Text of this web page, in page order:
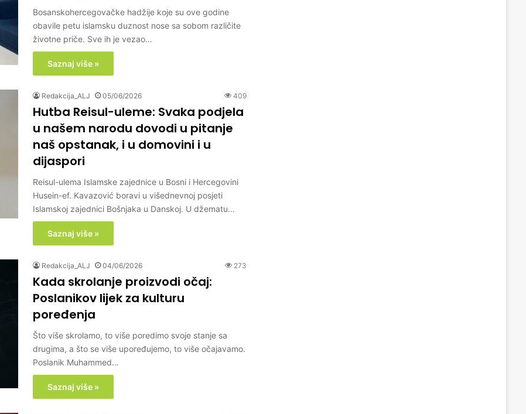
Bosanskohercegovačke hadžije koje su ove godine
obavile petu islamsku duznost nose sa sobom različite
životne priče. Sve ih je vezao…
Saznaj više »
Redakcija_ALJ 05/06/2026 409
Hutba Reisul-uleme: Svaka podjela
u našem narodu dovodi u pitanje
naš opstanak, i u domovini i u
dijaspori
Reisul-ulema Islamske zajednice u Bosni i Hercegovini
Husein-ef. Kavazović boravi u višednevnoj posjeti
Islamskoj zajednici Bošnjaka u Danskoj. U džematu…
Saznaj više »
Redakcija_ALJ 04/06/2026 273
Kada skrolanje proizvodi očaj:
Poslanikov lijek za kulturu
poređenja
Što više skrolamo, to više poredimo svoje stanje sa
drugima, a što se više upoređujemo, to više očajavamo.
Poslanik Muhammed…
Saznaj više »